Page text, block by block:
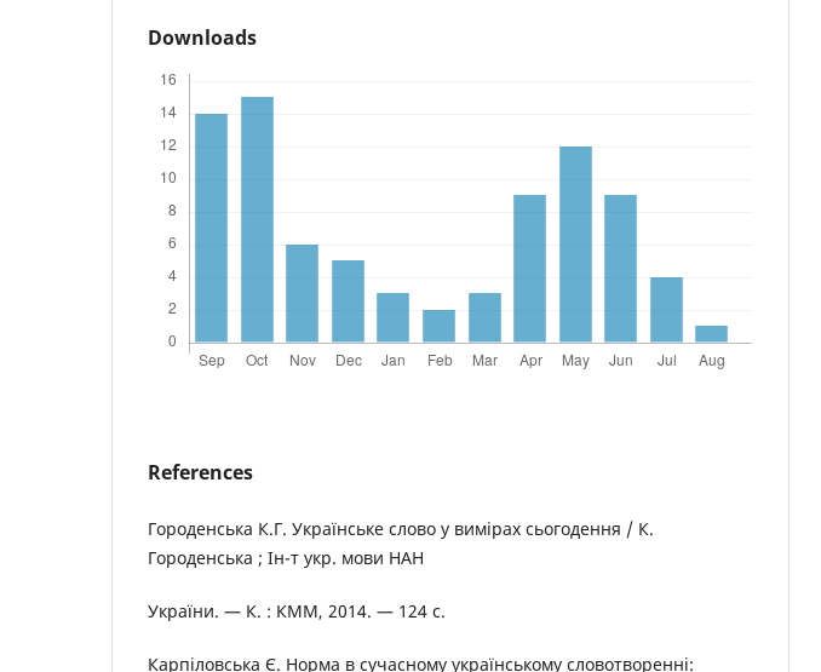
Downloads
References
Городенська К.Г. Українське слово у вимірах сьогодення / К.
Городенська ; Ін-т укр. мови НАН
України. — К. : КММ, 2014. — 124 с.
Карпіловська Є. Норма в сучасному українському словотворенні: